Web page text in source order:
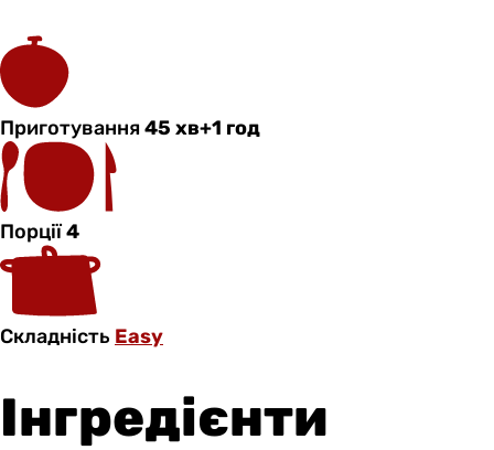
Приготування45 хв+1 год
Порції4
Складність Easy
Інгредієнти